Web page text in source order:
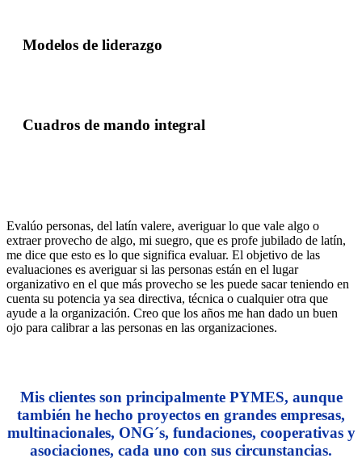
Modelos de liderazgo
Cuadros de mando integral
Evalúo personas, del latín valere, averiguar lo que vale algo o
extraer provecho de algo, mi suegro, que es profe jubilado de latín,
me dice que esto es lo que significa evaluar. El objetivo de las
evaluaciones es averiguar si las personas están en el lugar
organizativo en el que más provecho se les puede sacar teniendo en
cuenta su potencia ya sea directiva, técnica o cualquier otra que
ayude a la organización. Creo que los años me han dado un buen
ojo para calibrar a las personas en las organizaciones.
Mis clientes son principalmente PYMES, aunque
también he hecho proyectos en grandes empresas,
multinacionales, ONG´s, fundaciones, cooperativas y
asociaciones, cada uno con sus circunstancias.